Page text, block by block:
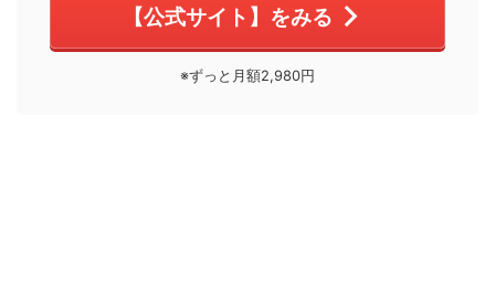
【公式サイト】をみる
※ずっと月額2,980円